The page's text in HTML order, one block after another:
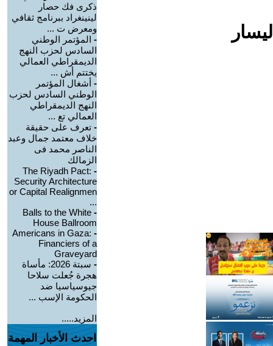
ذكرى فك حصار
لينينغراد ببرنامج ثقافي
ومعرض ت ...
- المؤتمر الوطني
السادس لحزب النهج
الديمقراطي العمالي
يختتم أش ...
- أشغال المؤتمر
الوطني السادس لحزب
النهج الديمقراطي
العمالي تع ...
- تعرف على حقيقة
خلاف معتمد جمال وعبد
الناصر محمد فى
الزمالك
-
The Riyadh Pact:
Security Architecture
or Capital Realignmen
...
-
Balls to the White
House Ballroom
-
Americans in Gaza:
Financiers of a
Graveyard
-
سبتة 2026: مأساة
هجرة جُعلت سلاحا
جيوسياسيا ضد
الحكومة الإسب ...
المزيد.....
احدث الأخبار المهمة